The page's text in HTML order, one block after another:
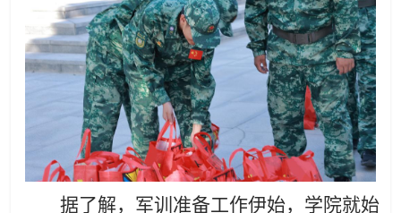
据了解，军训准备工作伊始，学院就始